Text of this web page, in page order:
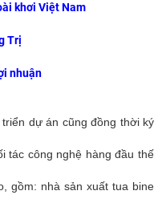
khơi Việt Nam
Trị
nhuận
dự án cũng đồng thời ký
tác công nghệ hàng đầu thế
gồm: nhà sản xuất tua bine